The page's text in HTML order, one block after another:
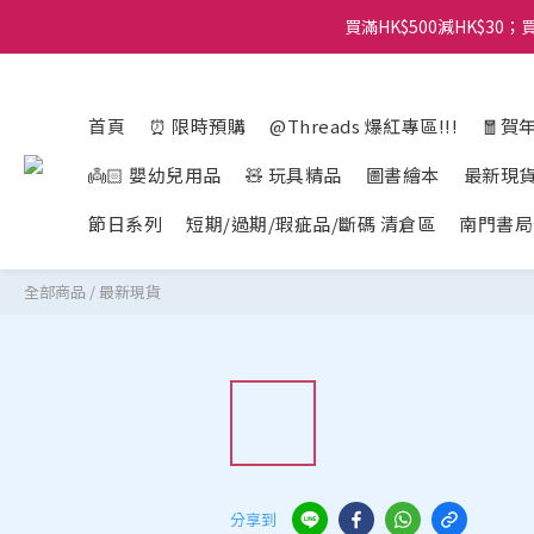
買滿HK$500減HK$30；
首頁 ⏰ 限時預購 @Threads 爆紅專區!!!
🧧賀
👼🏻 嬰幼兒用品
🧸 玩具精品 圖書繪本
最新現
節日系列
短期/過期/瑕疵品/斷碼 清倉區 南門書
全部商品 /最新現貨
分享到